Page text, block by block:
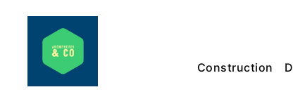
Construction